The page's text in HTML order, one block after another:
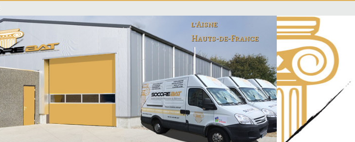
l'Aisne
Hauts-de-France